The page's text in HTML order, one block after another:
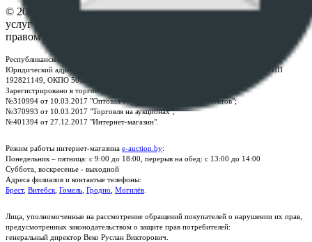
© 2026 Республиканское унитарное предприятие по оказанию
услуг "БелЮрОбеспечение" - Все права защищены авторским
правом
Республиканское унитарное предприятие по оказанию услуг "БелЮрОбеспечение"
Юридический адрес: г. Минск, пр-т. Дзержинского, 1Б, e-mail:
, УНП
192821149, ОКПО 500111895000
Зарегистрировано в торговом реестре Республики Беларусь:
№310994 от 10.03.2017 "Оптовая торговля без торговых объектов";
№370993 от 10.03.2017 "Торговля на аукционах";
№401394 от 27.12.2017 "Интернет-магазин".
Режим работы интернет-магазина e-auction.by:
Понедельник – пятница: с 9:00 до 18:00, перерыв на обед: с 13:00 до 14:00
Суббота, воскресенье - выходной
Адреса филиалов и контактые телефоны:
Брест, Витебск Гомель Гродно Могилёв
Лица, уполномоченные на рассмотрение обращений покупателей о нарушении их прав,
предусмотренных законодательством о защите прав потребителей:
генеральный директор Веко Руслан Викторович.